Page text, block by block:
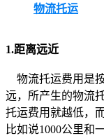
物流托运
1.距离远近
物流托运费用是
远，所产生的物流
托运费用就越低，
比如说1000公里和